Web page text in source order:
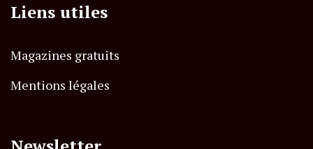
Liens utiles
Magazines gratuits
Mentions légales